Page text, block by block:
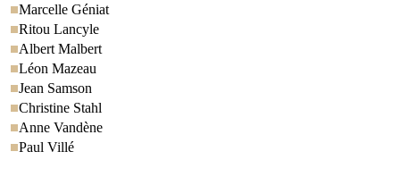
Marcelle Géniat
Ritou Lancyle
Albert Malbert
Léon Mazeau
Jean Samson
Christine Stahl
Anne Vandène
Paul Villé